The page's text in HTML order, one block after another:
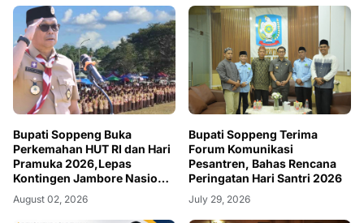
Bupati Soppeng Buka
Perkemahan HUT RI dan Hari
Pramuka 2026,Lepas
Kontingen Jambore Nasional
XII
August 02, 2026
Bupati Soppeng Terima
Forum Komunikasi
Pesantren, Bahas Rencana
Peringatan Hari Santri 2026
July 29, 2026